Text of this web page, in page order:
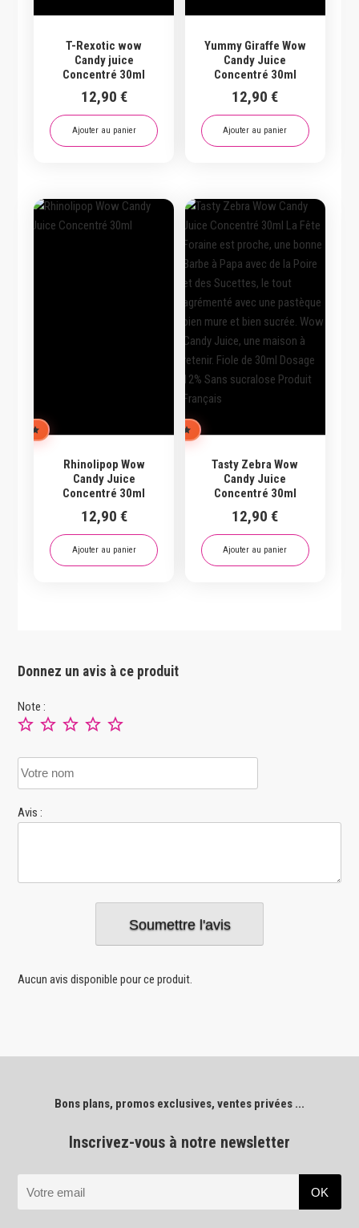
T-Rexotic wow
Candy juice
Concentré 30ml
12,90 €
Ajouter au panier
Yummy Giraffe Wow
Candy Juice
Concentré 30ml
12,90€
Ajouter au panier
Rhinolipop Wow
Candy Juice
Concentré 30ml
12,90 €
Ajouter au panier
Tasty Zebra Wow
Candy Juice
Concentré 30ml
12,90€
Ajouter au panier
Donnez un avis à ce produit
Note :
Avis :
Aucun avis disponible pour ce produit.
Bons plans, promos exclusives, ventes privées ...
Inscrivez-vous à notre newsletter